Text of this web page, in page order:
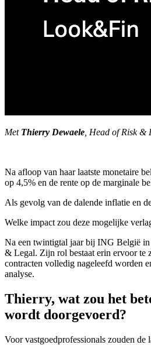
Met Thierry Dewaele , Head of Risk
Na afloop van haar laatste monetaire
op 4,5% en de rente op de marginale
Als gevolg van de dalende inflatie en
Welke impact zou deze mogelijke
Na een twintigtal jaar bij ING België
& Legal. Zijn rol bestaat erin ervoor te
contracten volledig nageleefd worden
analyse.
Thierry, wat zou het
wordt doorgevoerd?
Voor vastgoedprofessionals zouden de